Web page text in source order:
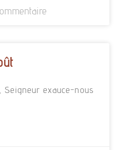
Seigneur exauce-nous